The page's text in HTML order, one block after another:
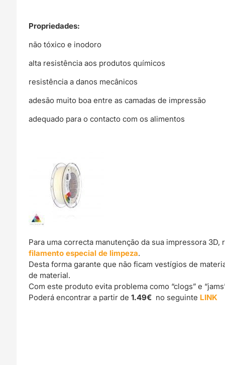
Propriedades:
não tóxico e inodoro
alta resistência aos produtos químicos
resistência a danos mecânicos
adesão muito boa entre as camadas de impressão
adequado para o contacto com os alimentos
Para uma correcta manutenção da sua impressora
filamento especial de limpeza.
Desta forma garante que não ficam vestígios de
de material.
Com este produto evita problema como “clogs” e
Poderá encontrar a partir de1.49€ no seguinte LINK